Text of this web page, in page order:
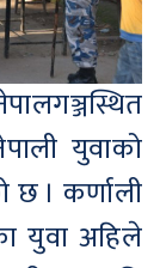
युवाको
। कर्णाली
युवा अहिले